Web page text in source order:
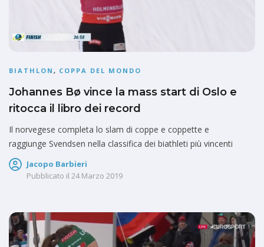
BIATHLON , COPPA DEL MONDO
Johannes Bø vince la mass start di Oslo e
ritocca il libro dei record
Il norvegese completa lo slam di coppe e coppette e
raggiunge Svendsen nella classifica dei biathleti più vincenti
Jacopo Barbieri
Pubblicato il 24 Marzo 2019